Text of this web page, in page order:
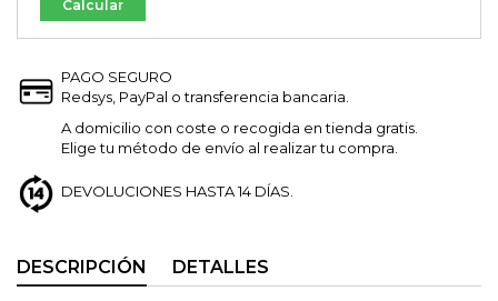
PAGO SEGURO
Redsys, PayPal o transferencia bancaria.
A domicilio con coste o recogida en tienda gratis.
Elige tu método de envío al realizar tu compra.
DEVOLUCIONES HASTA 14 DÍAS.
DESCRIPCIÓN DETALLES